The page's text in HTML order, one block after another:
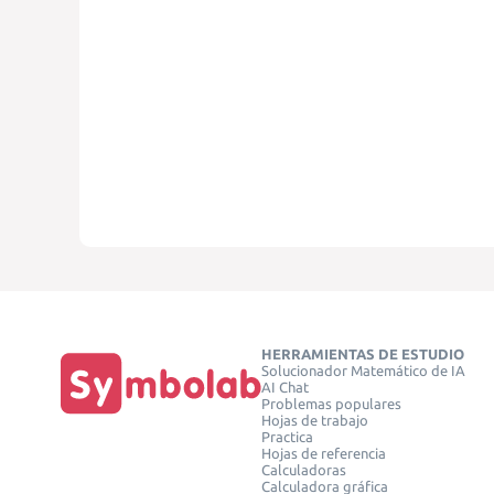
HERRAMIENTAS DE ESTUDIO
Solucionador Matemático de IA
AI Chat
Problemas populares
Hojas de trabajo
Practica
Hojas de referencia
Calculadoras
Calculadora gráfica